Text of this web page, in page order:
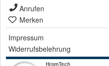
Anrufen
Merken
Impressum
Widerrufsbelehrung